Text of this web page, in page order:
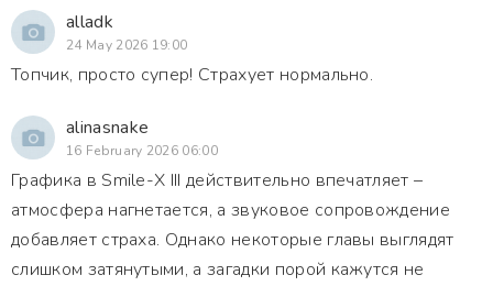
alladk
24 May 2026 19:00
Топчик, просто супер! Страхует нормально.
alinasnake
16 February 2026 06:00
Графика в Smile-X III действительно впечатляет –
атмосфера нагнетается, а звуковое сопровождение
добавляет страха. Однако некоторые главы выглядят
слишком затянутыми, а загадки порой кажутся не